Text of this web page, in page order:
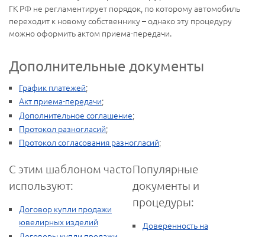
ГК РФ не регламентирует порядок, по которому автомобиль
переходит к новому собственнику – однако эту процедуру
можно оформить актом приема-передачи.
Дополнительные документы
График платежей;
Акт приема-передачи;
Дополнительное соглашение;
Протокол разногласий;
Протокол согласования разногласий;
С этим шаблоном часто
используют:
Договор купли продажи
ювелирных изделий
Популярные
документы и
процедуры:
Доверенность на